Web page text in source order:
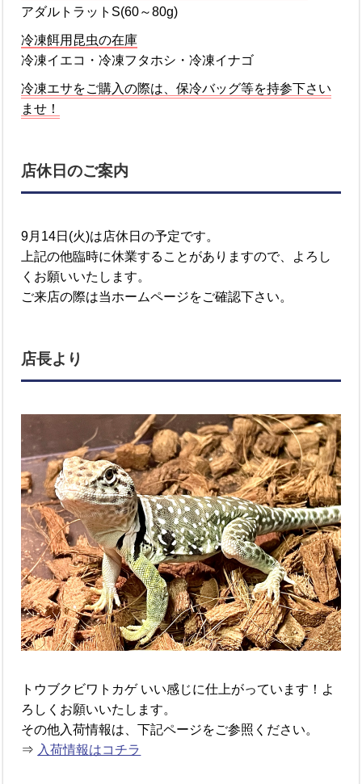
アダルトラットS(60～80g)
冷凍餌用昆虫の在庫
冷凍イエコ・冷凍フタホシ・冷凍イナゴ
冷凍エサをご購入の際は、保冷バッグ等を持参下さい
ませ！
店休日のご案内
9月14日(火)は店休日の予定です。
上記の他臨時に休業することがありますので、よろし
くお願いいたします。
ご来店の際は当ホームページをご確認下さい。
店長より
トウブクビワトカゲ いい感じに仕上がっています！よ
ろしくお願いいたします。
その他入荷情報は、下記ページをご参照ください。
⇒ 入荷情報はコチラ